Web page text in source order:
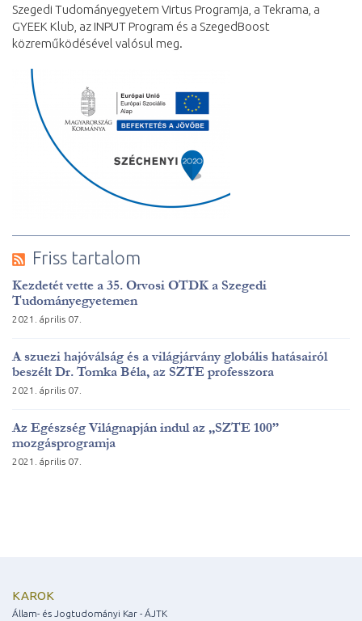
Szegedi Tudományegyetem Virtus Programja, a Tekrama, a
GYEEK Klub, az INPUT Program és a SzegedBoost
közreműködésével valósul meg.
Friss tartalom
Kezdetét vette a 35. Orvosi OTDK a Szegedi
Tudományegyetemen
2021. április 07.
A szuezi hajóválság és a világjárvány globális hatásairól
beszélt Dr. Tomka Béla, az SZTE professzora
2021. április 07.
Az Egészség Világnapján indul az „SZTE 100”
mozgásprogramja
2021. április 07.
KAROK
Állam- és Jogtudományi Kar - ÁJTK